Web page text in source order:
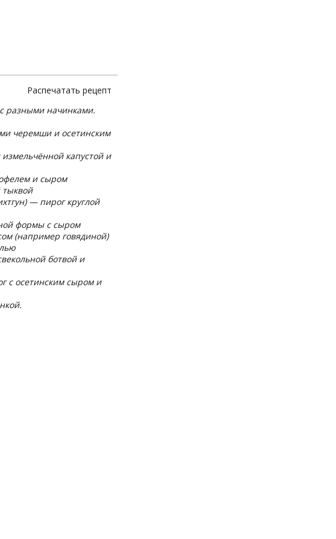
Распечатать рецепт
разными начинками.
черемши и осетинским
капустой и
и сыром
— пирог круглой
формы с сыром
(например говядиной)
ботвой и
с осетинским сыром и